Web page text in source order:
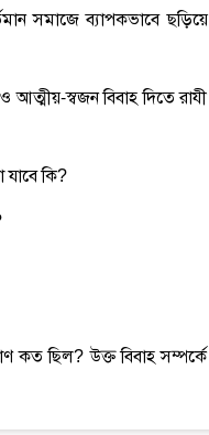
সমাজে ব্যাপকভাবে ছড়িয়ে
স্বজন বিবাহ দিতে রাযী
কি?
কত ছিল? উক্ত বিবাহ সম্পর্কে